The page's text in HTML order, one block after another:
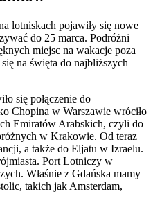
lotniskach pojawiły się nowe
do 25 marca. Podróżni
miejsc na wakacje poza
na święta do najbliższych
się połączenie do
Chopina w Warszawie wróciło
Emiratów Arabskich, czyli do
w Krakowie. Od teraz
a także do Eljatu w Izraelu.
Port Lotniczy w
Właśnie z Gdańska mamy
takich jak Amsterdam,